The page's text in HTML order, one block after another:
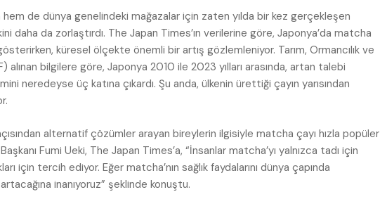
hem de dünya genelindeki mağazalar için zaten yılda bir kez gerçekleşen
daha da zorlaştırdı. The Japan Times’ın verilerine göre, Japonya’da matcha
küresel ölçekte önemli bir artış gözlemleniyor. Tarım, Ormancılık ve
alınan bilgilere göre, Japonya 2010 ile 2023 yılları arasında, artan talebi
neredeyse üç katına çıkardı. Şu anda, ülkenin ürettiği çayın yarısından
alternatif çözümler arayan bireylerin ilgisiyle matcha çayı hızla popüler
Fumi Ueki, The Japan Times’a, “İnsanlar matcha’yı yalnızca tadı için
için tercih ediyor. Eğer matcha’nın sağlık faydalarını dünya çapında
inanıyoruz” şeklinde konuştu.